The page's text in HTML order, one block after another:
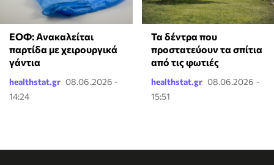
ΕΟΦ: Ανακαλείται
παρτίδα με χειρουργικά
γάντια
healthstat.gr 08.06.2026 -
14:24
Τα δέντρα που
προστατεύουν τα σπίτια
από τις φωτιές
healthstat.gr 08.06.2026 -
15:51